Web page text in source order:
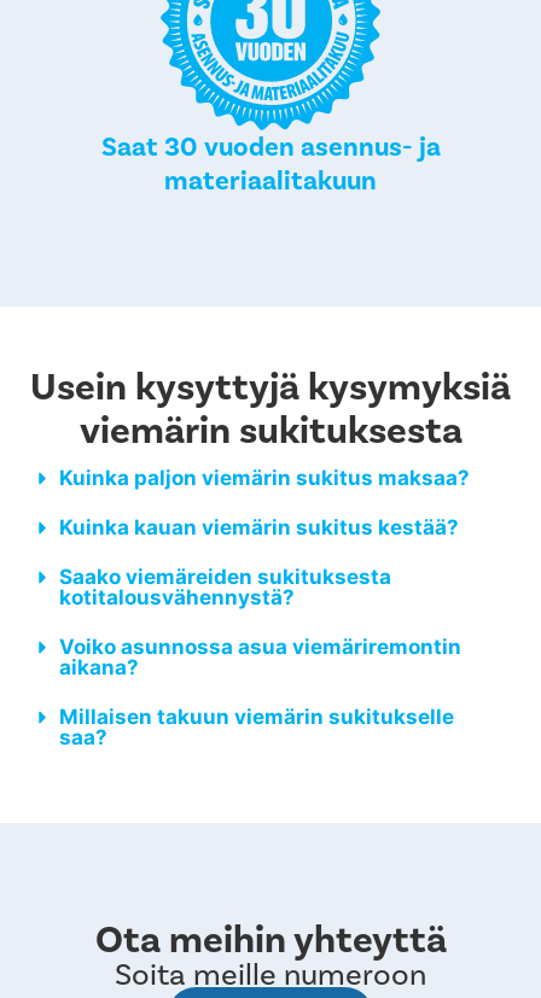
Saat 30 vuoden asennus- ja
materiaalitakuun
Usein kysyttyjä kysymyksiä
viemärin sukituksesta
Kuinka paljon viemärin sukitus maksaa?
Kuinka kauan viemärin sukitus kestää?
Saako viemäreiden sukituksesta
kotitalousvähennystä?
Voiko asunnossa asua viemäriremontin
aikana?
Millaisen takuun viemärin sukitukselle
saa?
Ota meihin yhteyttä
Soita meille numeroon